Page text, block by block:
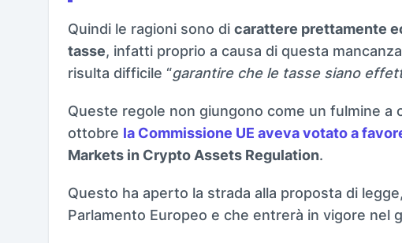
Quindi le ragioni sono di carattere prettamente
tasse, infatti proprio a causa di questa
risulta difficile “garantire che le tasse siano
Queste regole non giungono come un fulmine
ottobre la Commissione UE aveva votato a
Markets in Crypto Assets Regulation.
Questo ha aperto la strada alla proposta di
Parlamento Europeo e che entrerà in vigore nel